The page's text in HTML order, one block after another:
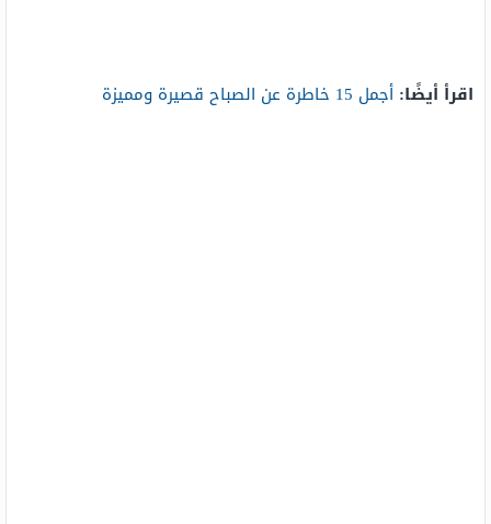
اقرأ أيضًا: أجمل 15 خاطرة عن الصباح قصيرة ومميزة